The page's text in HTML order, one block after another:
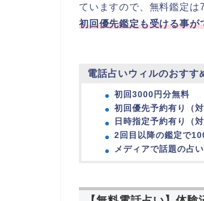
ていますので、無料鑑定
初回優先鑑定も受ける事
電話占いウィルのおすす
初回3000円分無料
初回優先予約有り（対
日時指定予約有り（対
2回目以降の鑑定で
メディアで話題の占